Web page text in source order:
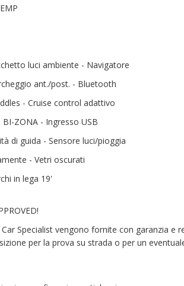
luci ambiente - Navigatore
ant./post. - Bluetooth
- Cruise control adattivo
ZONA - Ingresso USB
di guida - Sensore luci/pioggia
- Vetri oscurati
in lega 19'
Specialist vengono fornite con garanzia e
per la prova su strada o per un